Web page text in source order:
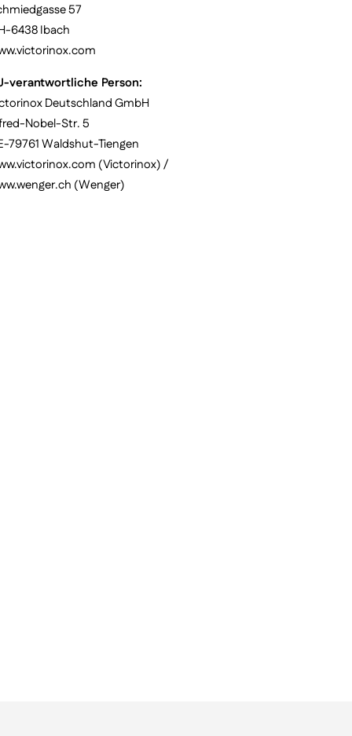
57
6438 Ibach
verantwortliche Person:
Deutschland GmbH
Nobel-Str. 5
79761 Waldshut-Tiengen
(Victorinox) /
(Wenger)